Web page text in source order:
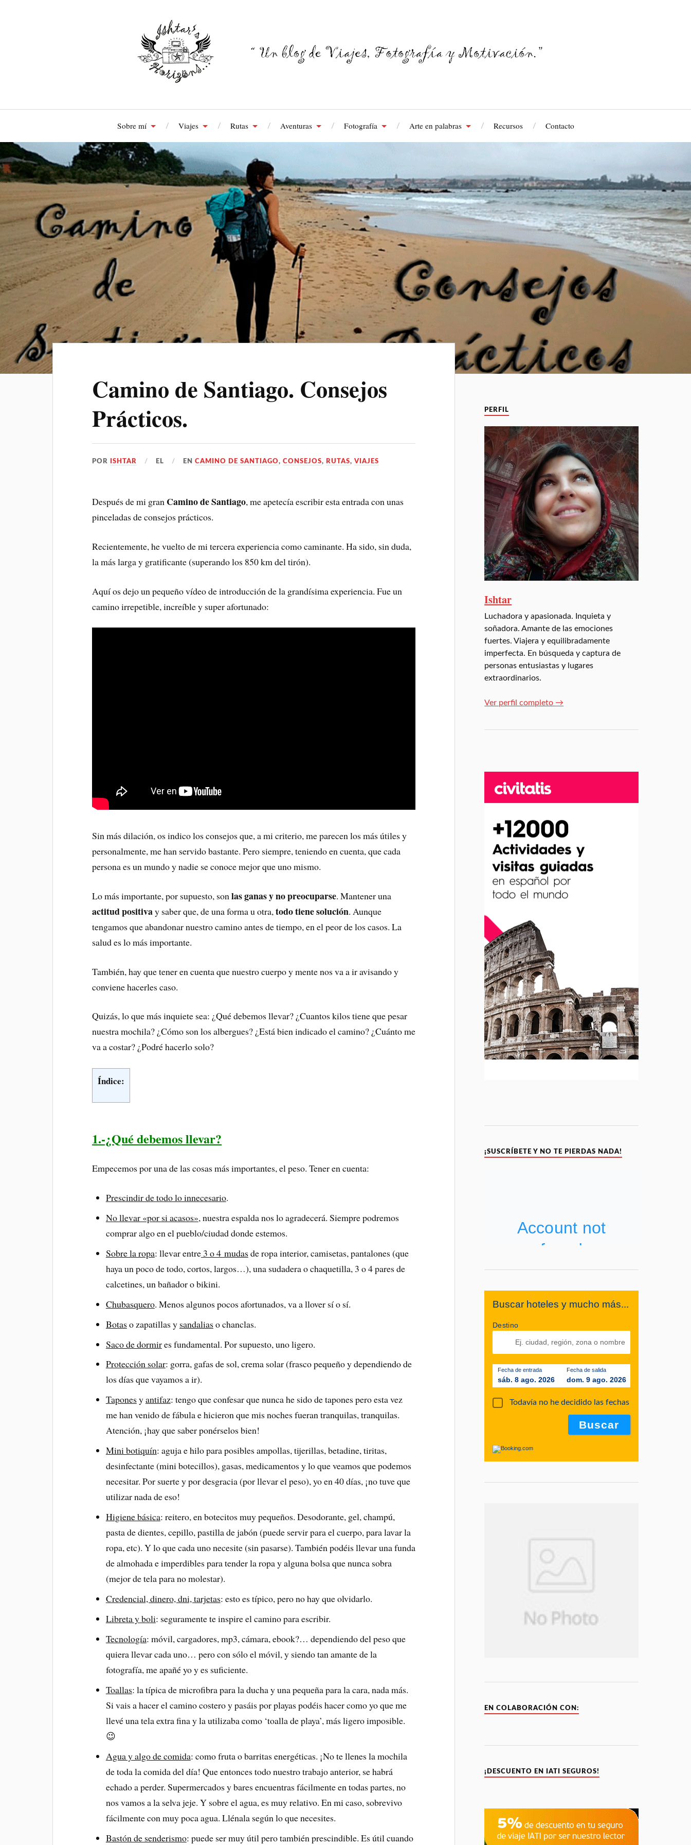
Sobre mí Viajes Rutas Aventuras Fotografía Arte en palabras Recursos Contacto
Camino de Santiago. Consejos
Prácticos.
POR ISHTAR EL ENCAMINO DE SANTIAGO,CONSEJOS, RUTAS,VIAJES
Después de mi gran Camino de Santiago, me apetecía escribir esta entrada con unas
pinceladas de consejos prácticos.
Recientemente, he vuelto de mi tercera experiencia como caminante. Ha sido, sin duda,
la más larga y gratificante (superando los 850 km del tirón).
Aquí os dejo un pequeño vídeo de introducción de la grandísima experiencia. Fue un
camino irrepetible, increíble y super afortunado:
Sin más dilación, os indico los consejos que, a mi criterio, me parecen los más útiles y
personalmente, me han servido bastante. Pero siempre, teniendo en cuenta, que cada
persona es un mundo y nadie se conoce mejor que uno mismo.
Lo más importante, por supuesto, sonlas ganas y no preocuparse. Mantener una
actitud positivay saber que, de una forma u otra,todo tiene solución. Aunque
tengamos que abandonar nuestro camino antes de tiempo, en el peor de los casos. La
salud es lo más importante.
También, hay que tener en cuenta que nuestro cuerpo y mente nos va a ir avisando y
conviene hacerles caso.
Quizás, lo que más inquiete sea: ¿Qué debemos llevar? ¿Cuantos kilos tiene que pesar
nuestra mochila? ¿Cómo son los albergues? ¿Está bien indicado el camino? ¿Cuánto me
va a costar? ¿Podré hacerlo solo?
Índice:
1.-¿Qué debemos llevar?
Empecemos por una de las cosas más importantes, el peso. Tener en cuenta:
Prescindir de todo lo innecesario.
No llevar «por si acasos», nuestra espalda nos lo agradecerá. Siempre podremos
comprar algo en el pueblo/ciudad donde estemos.
Sobre la ropa: llevar entre3 o 4 mudasde ropa interior, camisetas, pantalones (que
haya un poco de todo, cortos, largos…), una sudadera o chaquetilla, 3 o 4 pares de
calcetines, un bañador o bikini.
Chubasquero. Menos algunos pocos afortunados, va a llover sí o sí.
Botaso zapatillas y sandaliaso chanclas.
Saco de dormires fundamental. Por supuesto, uno ligero.
Protección solar: gorra, gafas de sol, crema solar (frasco pequeño y dependiendo de
los días que vayamos a ir).
Taponesyantifaz: tengo que confesar que nunca he sido de tapones pero esta vez
me han venido de fábula e hicieron que mis noches fueran tranquilas, tranquilas.
Atención, ¡hay que saber ponérselos bien!
Mini botiquín: aguja e hilo para posibles ampollas, tijerillas, betadine, tiritas,
desinfectante (mini botecillos), gasas, medicamentos y lo que veamos que podemos
necesitar. Por suerte y por desgracia (por llevar el peso), yo en 40 días, ¡no tuve que
utilizar nada de eso!
Higiene básica: reitero, en botecitos muy pequeños. Desodorante, gel, champú,
pasta de dientes, cepillo, pastilla de jabón (puede servir para el cuerpo, para lavar la
ropa, etc). Y lo que cada uno necesite (sin pasarse). También podéis llevar una funda
de almohada e imperdibles para tender la ropa y alguna bolsa que nunca sobra
(mejor de tela para no molestar).
Credencial, dinero, dni, tarjetas: esto es típico, pero no hay que olvidarlo.
Libreta y boli: seguramente te inspire el camino para escribir.
Tecnología: móvil, cargadores, mp3, cámara, ebook?… dependiendo del peso que
quiera llevar cada uno… pero con sólo el móvil, y siendo tan amante de la
fotografía, me apañé yo y es suficiente.
Toallas: la típica de microfibra para la ducha y una pequeña para la cara, nada más.
Si vais a hacer el camino costero y pasáis por playas podéis hacer como yo que me
llevé una tela extra fina y la utilizaba como ‘toalla de playa’, más ligero imposible.
😉
Agua y algo de comida: como fruta o barritas energéticas. ¡No te llenes la mochila
de toda la comida del día! Que entonces todo nuestro trabajo anterior, se habrá
echado a perder. Supermercados y bares encuentras fácilmente en todas partes, no
nos vamos a la selva jeje. Y sobre el agua, es muy relativo. En mi caso, sobrevivo
fácilmente con muy poca agua. Llénala según lo que necesites.
Bastón de senderismo: puede ser muy útil pero también prescindible. Es útil cuando
PERFIL
Ishtar
Luchadora y apasionada. Inquieta y
soñadora. Amante de las emociones
fuertes. Viajera y equilibradamente
imperfecta. En búsqueda y captura de
personas entusiastas y lugares
extraordinarios.
Ver perfil completo →
¡SUSCRÍBETE Y NO TE PIERDAS NADA!
Buscar hoteles y mucho más...
Destino
Fecha de entrada
sáb. 8 ago. 2026
Fecha de salida
dom. 9 ago. 2026
Todavía no he decidido las fechas
EN COLABORACIÓN CON:
¡DESCUENTO EN IATI SEGUROS!